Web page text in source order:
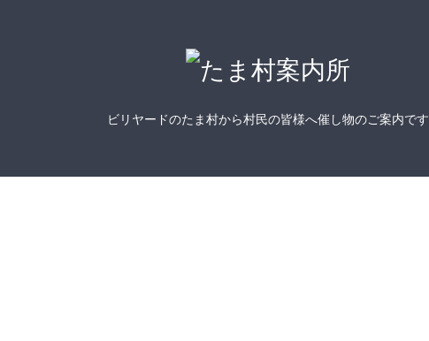
ビリヤードのたま村から村民の皆様へ催し物のご案内です